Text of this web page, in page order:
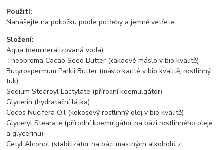
Použití:
Nanášejte na pokožku podle potřeby a jemně vetřete.
Složení:
Aqua (demineralizovaná voda)
Theobroma Cacao Seed Butter (kakaové máslo v bio kvalitě)
Butyrospermum Parkii Butter (máslo karité v bio kvalitě, rostlinný
tuk)
Sodium Stearoyl Lactylate (přírodní koemulgátor)
Glycerin (hydratační látka)
Cocos Nucifera Oil (kokosový rostlinný olej v bio kvalitě)
Glyceryl Stearate (přírodní koemulgátor na bázi rostlinného oleje
a glycerinu)
Cetyl Alcohol (stabilizátor na bázi mastných alkoholů z